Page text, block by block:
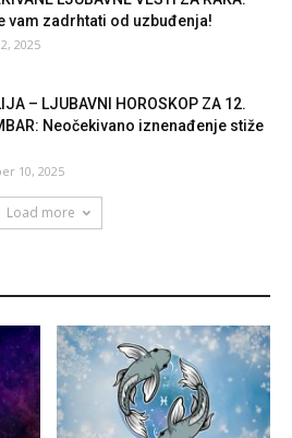
vam zadrhtati od uzbuđenja!
2025
– LJUBAVNI HOROSKOP ZA 12.
Neočekivano iznenađenje stiže
10, 2025
Load more